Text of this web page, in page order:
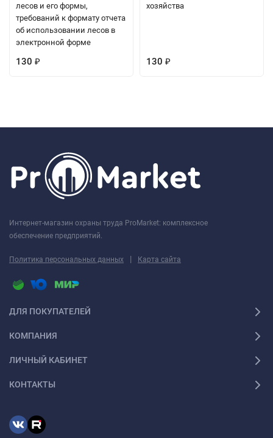
лесов и его формы,
требований к формату отчета
об использовании лесов в
электронной форме
130 ₽
хозяйства
130 ₽
Интернет-магазин охраны труда ProMarket: комплексное
обеспечение предприятий.
Политика персональных данных | Карта сайта
ДЛЯ ПОКУПАТЕЛЕЙ
КОМПАНИЯ
ЛИЧНЫЙ КАБИНЕТ
КОНТАКТЫ